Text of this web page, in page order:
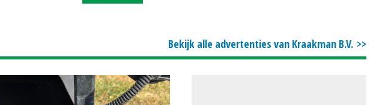
Bekijk alle advertenties van Kraakman B.V.